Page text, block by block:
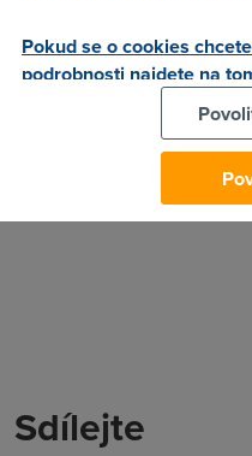
Sdílejte
Pokud se o cookies
podrobnosti najdete na